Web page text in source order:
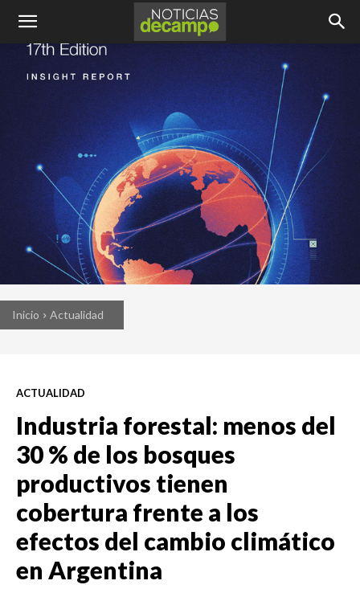
Inicio Actualidad
ACTUALIDAD
Industria forestal: menos del
30 % de los bosques
productivos tienen
cobertura frente a los
efectos del cambio climático
en Argentina